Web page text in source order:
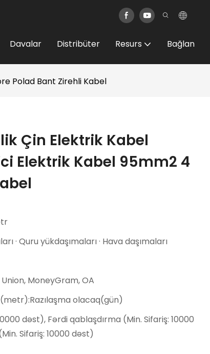
Davalar Distribüter Resurs Bağlan
Polad Bant Zirehli Kabel
Çin Elektrik Kabel
Elektrik Kabel 95mm2 4
· Quru yükdaşımaları · Hava daşımaları
MoneyGram, OA
olacaq(gün)
dəst), Fərdi qablaşdırma (Min. Sifariş: 10000
Sifariş: 10000 dəst)